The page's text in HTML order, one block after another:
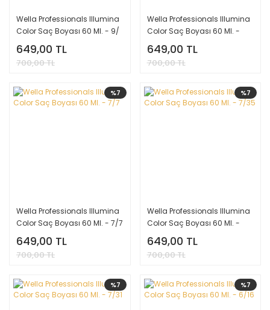
Wella Professionals Illumina
Color Saç Boyası 60 Ml. - 9/
649,00 TL
700,00 TL
Wella Professionals Illumina
Color Saç Boyası 60 Ml. -
8/05
649,00 TL
700,00 TL
%7
Wella Professionals Illumina
Color Saç Boyası 60 Ml. - 7/7
649,00 TL
700,00 TL
%7
Wella Professionals Illumina
Color Saç Boyası 60 Ml. -
7/35
649,00 TL
700,00 TL
%7 %7